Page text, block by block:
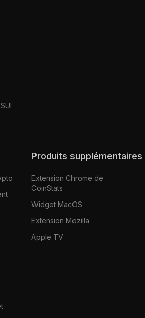
Produits supplémentaires
Extension Chrome de
CoinStats
Widget MacOS
Extension Mozilla
Apple TV